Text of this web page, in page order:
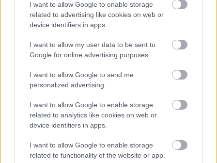
I want to allow Google to enable storage
related to advertising like cookies on web or
device identifiers in apps.
I want to allow my user data to be sent to
Google for online advertising purposes.
I want to allow Google to send me
personalized advertising.
I want to allow Google to enable storage
related to analytics like cookies on web or
device identifiers in apps.
I want to allow Google to enable storage
related to functionality of the website or app.
TERMÉSZETFELETTI ERŐK ÉS ELFELEDETT
TITKOK: ITT A SHELBY OAKS – A GONOSZ
SZÁGULDÁS, SÁRKÁNYOK, ROSSZFIÚK – A NYÁR
10 LEGKEDVELTEBB MOZIJA MAGYARORSZÁGON